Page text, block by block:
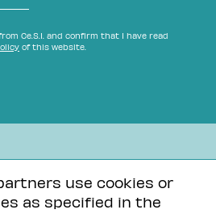
use cookies or
as specified in the
Ce.S.I. and confirm that I have read
of this website.
Policy
pagina sono distribuiti con